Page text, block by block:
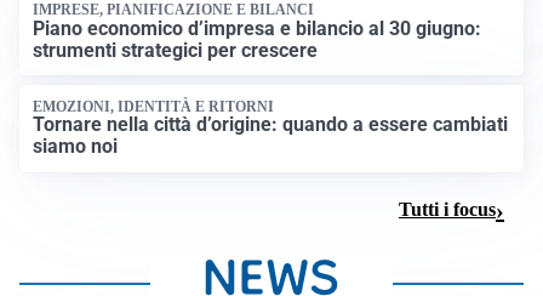
IMPRESE, PIANIFICAZIONE E BILANCI
Piano economico d’impresa e bilancio al 30 giugno:
strumenti strategici per crescere
EMOZIONI, IDENTITÀ E RITORNI
Tornare nella città d’origine: quando a essere cambiati
siamo noi
Tutti i focus